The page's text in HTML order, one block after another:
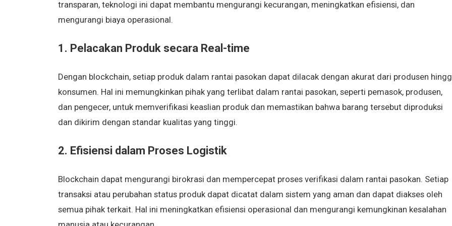
transparan, teknologi ini dapat membantu mengurangi kecurangan, meningkatkan efisiensi, dan
mengurangi biaya operasional.
1. Pelacakan Produk secara Real-time
Dengan blockchain, setiap produk dalam rantai pasokan dapat dilacak dengan akurat dari produsen
konsumen. Hal ini memungkinkan pihak yang terlibat dalam rantai pasokan, seperti pemasok, produsen,
dan pengecer, untuk memverifikasi keaslian produk dan memastikan bahwa barang tersebut diproduksi
dan dikirim dengan standar kualitas yang tinggi.
2. Efisiensi dalam Proses Logistik
Blockchain dapat mengurangi birokrasi dan mempercepat proses verifikasi dalam rantai pasokan. Setiap
transaksi atau perubahan status produk dapat dicatat dalam sistem yang aman dan dapat diakses oleh
semua pihak terkait. Hal ini meningkatkan efisiensi operasional dan mengurangi kemungkinan kesalahan